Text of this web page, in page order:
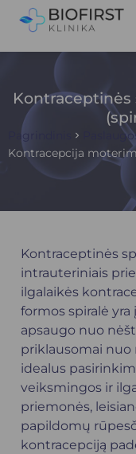
Kontraceptinės
Pagrindinis
Kontracepcija
Kontraceptinės
intrauteriniais
ilgalaikės
formos spiralė
apsaugo nuo
priklausomai nuo
idealus
veiksmingos ir
priemonės,
papildomų
kontracepciją